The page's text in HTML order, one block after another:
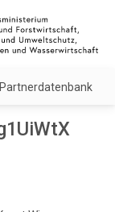
Partnerdatenbank